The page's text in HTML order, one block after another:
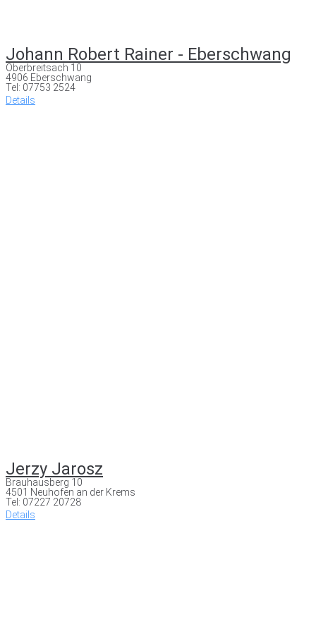
Johann Robert Rainer - Eberschwang
Oberbreitsach 10
4906 Eberschwang
Tel: 07753 2524
Details
Jerzy Jarosz
Brauhausberg 10
4501 Neuhofen an der Krems
Tel: 07227 20728
Details